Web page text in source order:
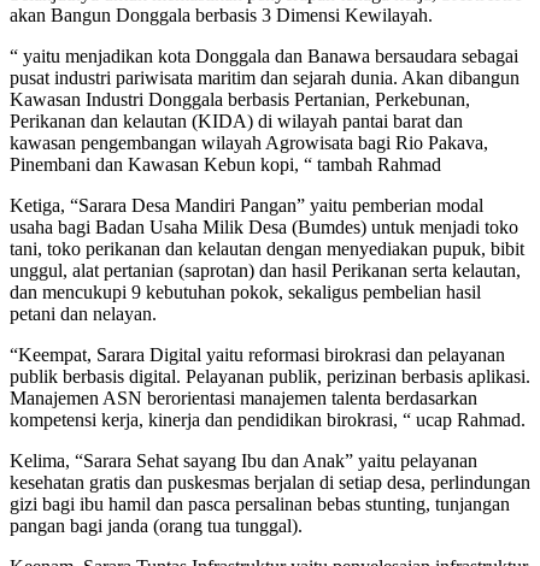
akan Bangun Donggala berbasis 3 Dimensi Kewilayah.
“ yaitu menjadikan kota Donggala dan Banawa bersaudara sebagai
pusat industri pariwisata maritim dan sejarah dunia. Akan dibangun
Kawasan Industri Donggala berbasis Pertanian, Perkebunan,
Perikanan dan kelautan (KIDA) di wilayah pantai barat dan
kawasan pengembangan wilayah Agrowisata bagi Rio Pakava,
Pinembani dan Kawasan Kebun kopi, “ tambah Rahmad
Ketiga, “Sarara Desa Mandiri Pangan” yaitu pemberian modal
usaha bagi Badan Usaha Milik Desa (Bumdes) untuk menjadi toko
tani, toko perikanan dan kelautan dengan menyediakan pupuk, bibit
unggul, alat pertanian (saprotan) dan hasil Perikanan serta kelautan,
dan mencukupi 9 kebutuhan pokok, sekaligus pembelian hasil
petani dan nelayan.
“Keempat, Sarara Digital yaitu reformasi birokrasi dan pelayanan
publik berbasis digital. Pelayanan publik, perizinan berbasis aplikasi.
Manajemen ASN berorientasi manajemen talenta berdasarkan
kompetensi kerja, kinerja dan pendidikan birokrasi, “ ucap Rahmad.
Kelima, “Sarara Sehat sayang Ibu dan Anak” yaitu pelayanan
kesehatan gratis dan puskesmas berjalan di setiap desa, perlindungan
gizi bagi ibu hamil dan pasca persalinan bebas stunting, tunjangan
pangan bagi janda (orang tua tunggal).